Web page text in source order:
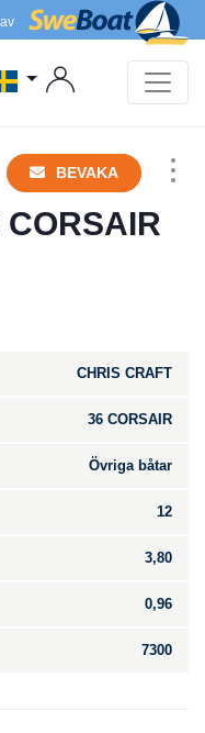
BEVAKA
CHRIS CRAFT
36 CORSAIR
Övriga båtar
12
3,80
0,96
7300